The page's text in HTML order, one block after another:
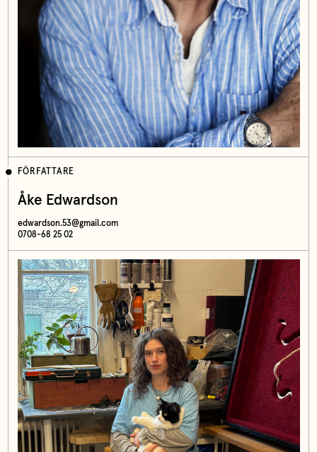
FÖRFATTARE
Åke Edwardson
edwardson.53@gmail.com
0708-68 25 02